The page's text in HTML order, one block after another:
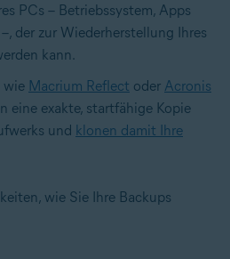
PCs – Betriebssystem, Apps
der zur Wiederherstellung Ihres
kann.
wie Macrium Reflect oder Acronis
eine exakte, startfähige Kopie
und klonen damit Ihre
wie Sie Ihre Backups